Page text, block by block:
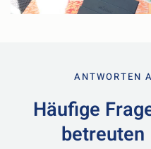
ANTWORTEN
Häufige
betreuten